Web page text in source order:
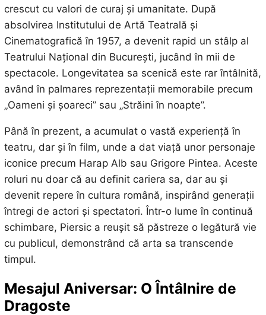
crescut cu valori de curaj și umanitate. După
absolvirea Institutului de Artă Teatrală și
Cinematografică în 1957, a devenit rapid un stâlp al
Teatrului Național din București, jucând în mii de
spectacole. Longevitatea sa scenică este rar întâlnită,
având în palmares reprezentații memorabile precum
„Oameni și șoareci” sau „Străini în noapte”.
Până în prezent, a acumulat o vastă experiență în
teatru, dar și în film, unde a dat viață unor personaje
iconice precum Harap Alb sau Grigore Pintea. Aceste
roluri nu doar că au definit cariera sa, dar au și
devenit repere în cultura română, inspirând generații
întregi de actori și spectatori. Într-o lume în continuă
schimbare, Piersic a reușit să păstreze o legătură vie
cu publicul, demonstrând că arta sa transcende
timpul.
Mesajul Aniversar: O Întâlnire de
Dragoste